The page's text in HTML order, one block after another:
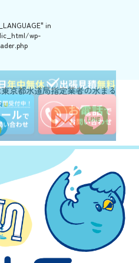
in
wp-
京都水道局指定業者の水まる